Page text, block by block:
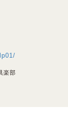
楽部